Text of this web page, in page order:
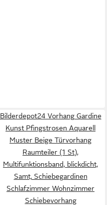
Bilderdepot24 Vorhang Gardine
Kunst Pfingstrosen Aquarell
Muster Beige Türvorhang
Raumteiler (1 St),
Multifunktionsband, blickdicht,
Samt, Schiebegardinen
Schlafzimmer Wohnzimmer
Schiebevorhang